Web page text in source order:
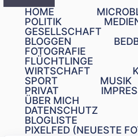
Schließen
HOME
POLITIK
GESELLSCHAFT
BLOGGEN
FOTOGRAFIE
FLÜCHTLINGE
WIRTSCHAFT
SPORT
MUSIK
PRIVAT
ÜBER MICH
DATENSCHUTZ
BLOGLISTE
PIXELFED (NEUESTE